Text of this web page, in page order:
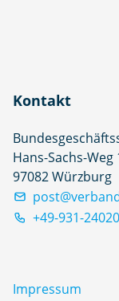
Kontakt
Hans-Sachs-Weg
97082 Würzburg
+49-931-24020
Impressum